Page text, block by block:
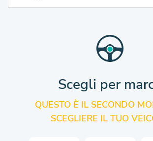
Scegli per
QUESTO È IL SECONDO
SCEGLIERE IL TUO